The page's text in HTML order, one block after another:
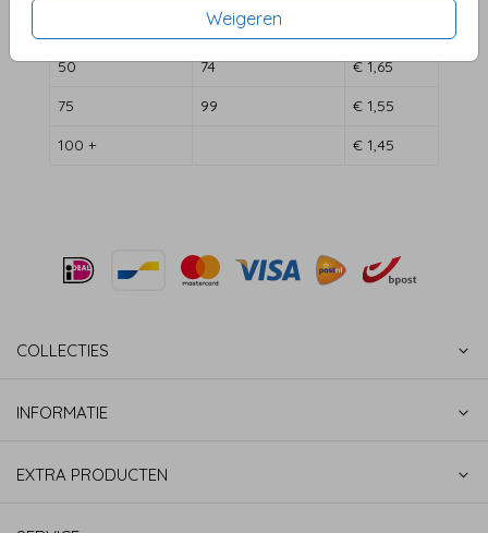
Weigeren
49
50
74
€ 1,65
75
99
€ 1,55
100 +
€ 1,45
COLLECTIES
INFORMATIE
EXTRA PRODUCTEN